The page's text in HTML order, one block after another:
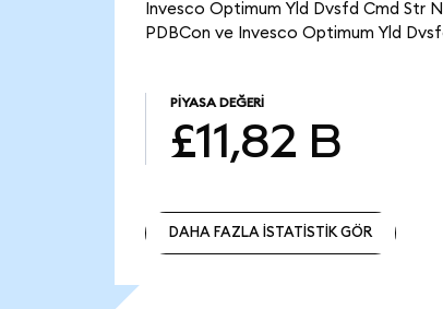
Invesco Optimum Yld Dvsfd Cmd Str
PDBCon ve Invesco Optimum Yld
PIYASA DEĞERI
£11,82 B
DAHA FAZLA İSTATİSTİK GÖR